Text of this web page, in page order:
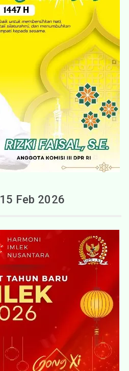
Feb 2026